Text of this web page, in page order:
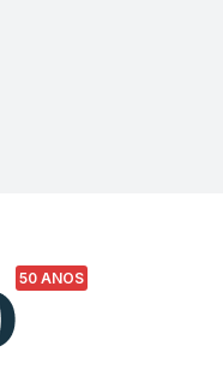
50 ANOS